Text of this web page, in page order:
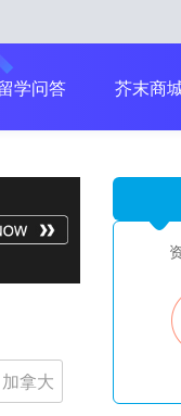
留学
学问答 芥末商
加拿大